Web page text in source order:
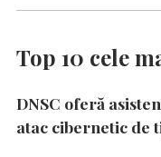
Top 10 cele
DNSC oferă
atac cibernetic de